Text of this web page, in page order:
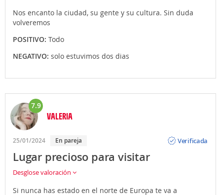
Nos encanto la ciudad, su gente y su cultura. Sin duda
volveremos
POSITIVO: Todo
NEGATIVO: solo estuvimos dos dias
7.9
VALERIA
25/01/2024 En pareja
Verificada
Lugar precioso para visitar
Desglose valoración
Si nunca has estado en el norte de Europa te va a